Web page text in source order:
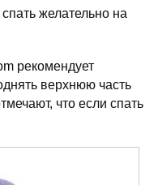
желательно на
рекомендует
верхнюю часть
что если спать